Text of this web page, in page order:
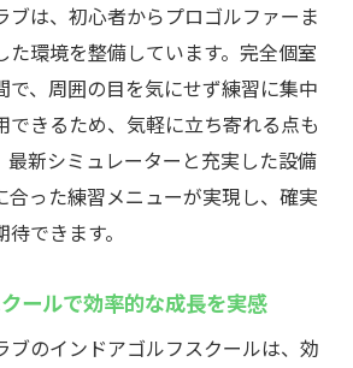
ブは、初心者からプロゴルファーま
た環境を整備しています。完全個室
で、周囲の目を気にせず練習に集中
できるため、気軽に立ち寄れる点も
最新シミュレーターと充実した設備
合った練習メニューが実現し、確実
できます。
ールで効率的な成長を実感
ブのインドアゴルフスクールは、効